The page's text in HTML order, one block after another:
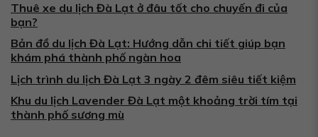
Thuê xe du lịch Đà Lạt ở đâu tốt cho chuyến đi của
bạn?
Bản đồ du lịch Đà Lạt: Hướng dẫn chi tiết giúp bạn
khám phá thành phố ngàn hoa
Lịch trình du lịch Đà Lạt 3 ngày 2 đêm siêu tiết kiệm
Khu du lịch Lavender Đà Lạt một khoảng trời tím tại
thành phố sương mù